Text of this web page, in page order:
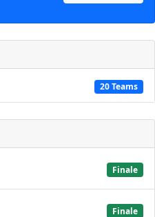
20 Teams
Finale
Finale